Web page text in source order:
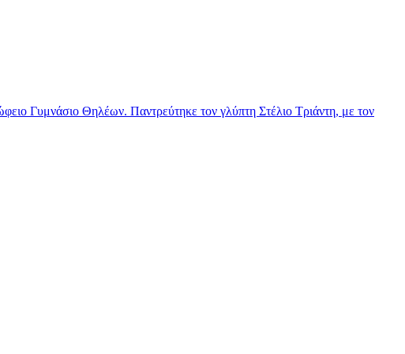
Γυμνάσιο Θηλέων. Παντρεύτηκε τον γλύπτη Στέλιο Τριάντη, με τον